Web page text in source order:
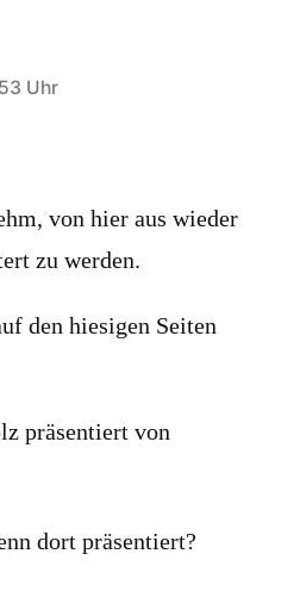
Uhr
von hier aus wieder
zu werden.
den hiesigen Seiten
präsentiert von
dort präsentiert?